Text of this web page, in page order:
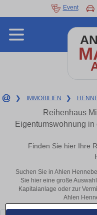
Event
❯ IMMOBILIEN ❯
Reihenhaus
Eigentumswohnung
Finden Sie hier Ihre
Suchen Sie in Ahlen
Sie hier eine große
Kapitalanlage oder zur
Ahlen